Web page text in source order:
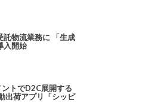
託物流業務に 「生成
入開始
ントでD2C展開する
出荷アプリ「シッピ